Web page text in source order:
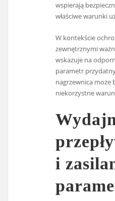
wspierają
właściwe warunki
W kontekście
zewnętrznymi
wskazuje na
parametr
nagrzewnica może
niekorzystne
i